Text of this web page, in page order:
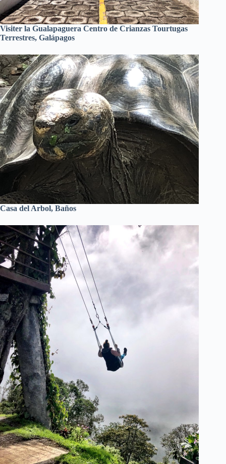
Visiter la Gualapaguera Centro de Crianzas Tourtugas
Terrestres, Galápagos
Casa del Arbol, Baños